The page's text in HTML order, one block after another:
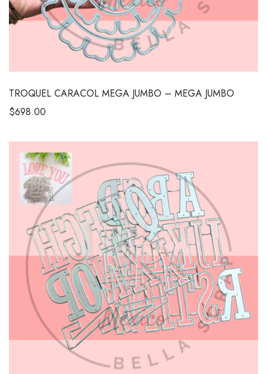
TROQUEL CARACOL MEGA JUMBO – MEGA JUMBO
$698.00